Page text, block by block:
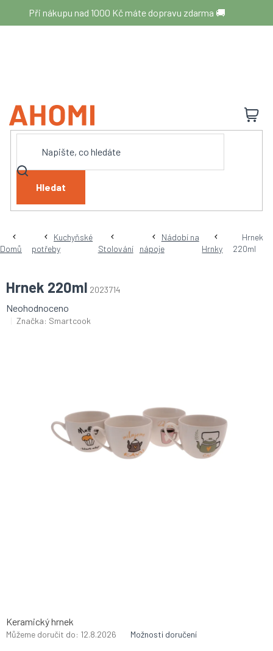
obsah
Při nákupu nad 1000 Kč máte dopravu zdarma 🚚
Hledat
Domů
Kuchyňské
potřeby
Stolování
Nádobí na
nápoje
Hrnky
Hrnek
220ml
Hrnek 220ml 2023714
Průměrné
hodnocení
Neohodnoceno
Značka: Smartcook
Můžeme doručit do: 12.8.2026 Možnosti doručení
Keramický hrnek